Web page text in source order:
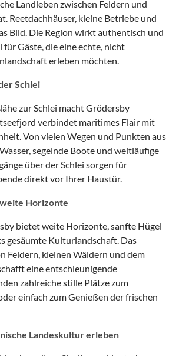
Landleben zwischen Feldern und
Reetdachhäuser, kleine Betriebe und
Bild. Die Region wirkt authentisch und
für Gäste, die eine echte, nicht
erleben möchten.
Schlei
zur Schlei macht Grödersby
verbindet maritimes Flair mit
Von vielen Wegen und Punkten aus
segelnde Boote und weitläufige
über der Schlei sorgen für
direkt vor Ihrer Haustür.
Horizonte
bietet weite Horizonte, sanfte Hügel
gesäumte Kulturlandschaft. Das
Feldern, kleinen Wäldern und dem
eine entschleunigende
zahlreiche stille Plätze zum
einfach zum Genießen der frischen
Landeskultur erleben